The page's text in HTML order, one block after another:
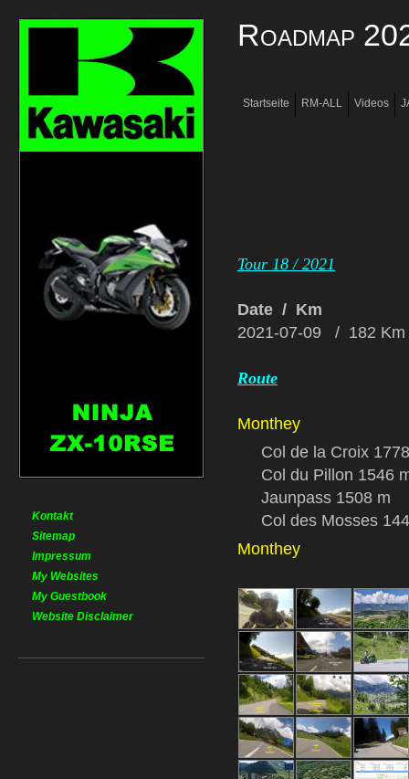
Roadmap
Kontakt
Sitemap
Impressum
My Websites
My Guestbook
Website Disclaimer
Startseite RM-ALL Videos
Tour 18 / 2021
Date / Km
2021-07-09 / 182 Km
Route
Monthey
Col de la Croix
Col du Pillon 1546
Jaunpass 1508 m
Col des Mosses
Monthey